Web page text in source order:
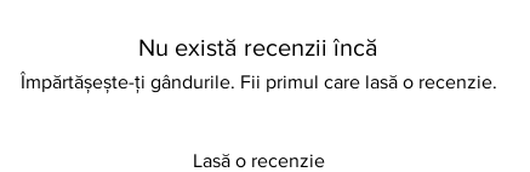
Nu există recenzii încă
Împărtășește-ți gândurile. Fii primul care lasă o recenzie.
Lasă o recenzie